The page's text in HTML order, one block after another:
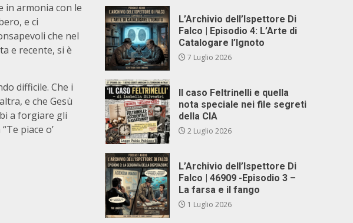
in armonia con le
e ci
che nel
e recente, si è
difficile. Che i
e che Gesù
a forgiare gli
piace o’
L’Archivio dell’Ispettore Di
Falco | Episodio 4: L’Arte di
Catalogare l’Ignoto
7 Luglio 2026
Il caso Feltrinelli e quella
nota speciale nei file segreti
della CIA
2 Luglio 2026
L’Archivio dell’Ispettore Di
Falco | 46909 -Episodio 3 –
La farsa e il fango
1 Luglio 2026